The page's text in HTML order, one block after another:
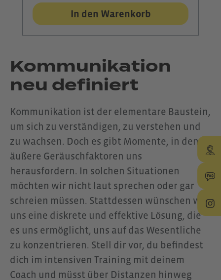
Fokus ganz klar auf optimale
Sprachübertragung: Das
integrierte Noise-Cancelling-
Umgebungsgeräusche effektiv
heraus und sorgt dafür, dass deine
verständlich ankommt, auch in
lauten oder windigen Situationen.
Wie bei allen Shokz-Modellen
bleibt auch hier das Ohr frei. Dank
der Knochenschalltechnologie
kannst du dein Umfeld weiter
wahrnehmen, während du
gleichzeitig konzentriert
kommunizierst – ideal für
Situationen, in denen
Aufmerksamkeit und
Kommunikation gleichzeitig
In den Warenkorb
Kommunikation
neu definiert
Kommunikation ist der elementare Baustein,
um sich zu verständigen, zu verstehen und
zu wachsen. Doch es gibt Momente, in denen
äußere Geräuschfaktoren uns
herausfordern. In solchen Situationen
möchten wir nicht laut sprechen oder gar
schreien müssen. Stattdessen wünschen wir
uns eine diskrete und effektive Lösung, die
es uns ermöglicht, uns auf das Wesentliche
zu konzentrieren. Stell dir vor, du befindest
dich im intensiven Training mit deinem
Coach und müsst über Distanzen hinweg